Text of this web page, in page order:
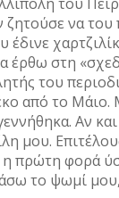
να του
έρθω στη
του
από το
Αν
μου.
η πρώτη φορά
το ψωμί